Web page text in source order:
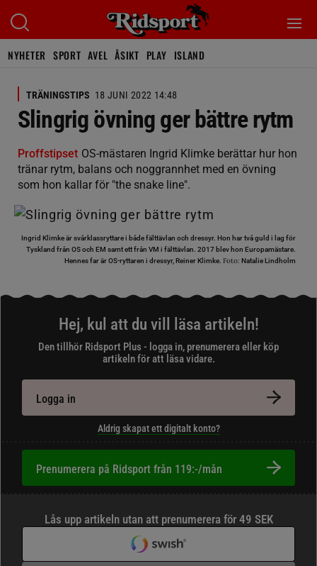
NYHETER SPORT AVEL ÅSIKT PLAY ISLAND
TRÄNINGSTIPS 18 JUNI 2022 14:48
Slingrig övning ger bättre rytm
Proffstipset OS-mästaren Ingrid Klimke berättar hur hon
tränar rytm, balans och noggrannhet med en övning
som hon kallar för "the snake line".
Ingrid Klimke är svårklassryttare i både fälttävlan och dressyr. Hon har två guld i lag för
Tyskland från OS och EM samt ett från VM i fälttävlan. 2017 blev hon Europamästare.
Hennes far är OS-ryttaren i dressyr, Reiner Klimke. Foto: Natalie Lindholm
Hej, kul att du vill läsa artikeln!
Den tillhör Ridsport Plus - logga in, prenumerera eller köp
artikeln för att läsa vidare.
Logga in
Aldrig skapat ett digitalt konto?
Prenumerera på Ridsport från 119:-/mån